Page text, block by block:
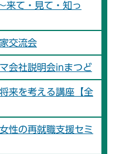
来て・見て・知っ
交流会
会社説明会inまつど
来を考える講座【全
性の再就職支援セミ